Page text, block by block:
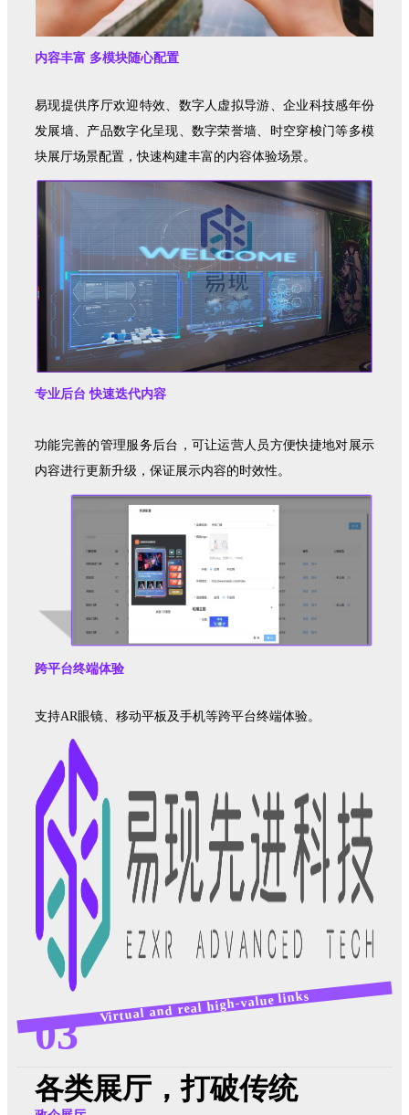
内容丰富 多模块随心配置
易现提供序厅欢迎特效、数字人虚拟导游、企业科技感年份
发展墙、产品数字化呈现、数字荣誉墙、时空穿梭门等多模
块展厅场景配置，快速构建丰富的内容体验场景。
专业后台 快速迭代内容
功能完善的管理服务后台，可让运营人员方便快捷地对展示
内容进行更新升级，保证展示内容的时效性。
跨平台终端体验
支持AR眼镜、移动平板及手机等跨平台终端体验。
Virtual and real high-value links
03
各类展厅，打破传统